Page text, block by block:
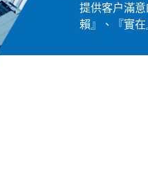
提供客户滿
賴』、『實